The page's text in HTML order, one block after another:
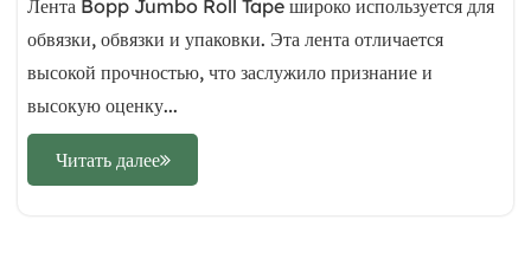
Лента Bopp Jumbo Roll Tape широко используется для
обвязки, обвязки и упаковки. Эта лента отличается
высокой прочностью, что заслужило признание и
высокую оценку...
Читать далее